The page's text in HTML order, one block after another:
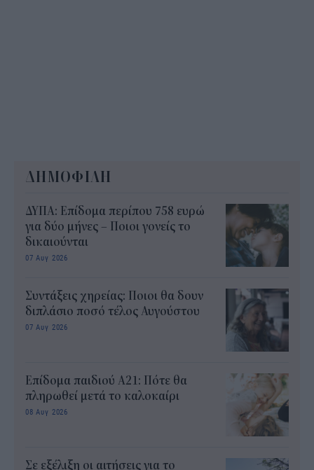
ΔΗΜΟΦΙΛΗ
ΔΥΠΑ: Επίδομα περίπου 758 ευρώ
για δύο μήνες – Ποιοι γονείς το
δικαιούνται
07 Αυγ 2026
Συντάξεις χηρείας: Ποιοι θα δουν
διπλάσιο ποσό τέλος Αυγούστου
07 Αυγ 2026
Επίδομα παιδιού Α21: Πότε θα
πληρωθεί μετά το καλοκαίρι
08 Αυγ 2026
Σε εξέλιξη οι αιτήσεις για το